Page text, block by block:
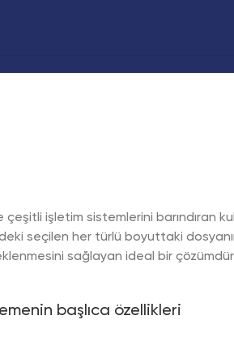
işletim sistemlerini barındıran
seçilen her türlü boyuttaki
sağlayan ideal bir
başlıca özellikleri